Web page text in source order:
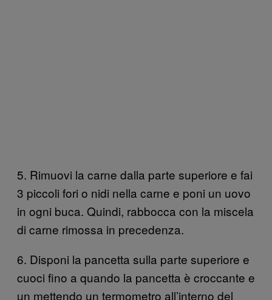
5. Rimuovi la carne dalla parte superiore e fai
3 piccoli fori o nidi nella carne e poni un uovo
in ogni buca. Quindi, rabbocca con la miscela
di carne rimossa in precedenza.
6. Disponi la pancetta sulla parte superiore e
cuoci fino a quando la pancetta è croccante e
un mettendo un termometro all’interno del